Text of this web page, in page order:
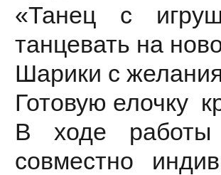
«Танец с
танцевать на
Шарики с
Готовую елочку
В ходе работы
совместно